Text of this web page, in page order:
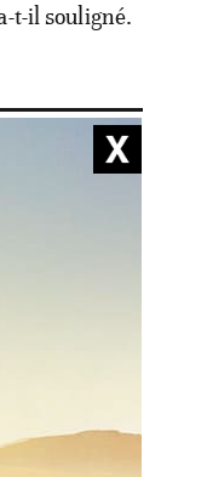
t-il souligné.
est la
dont dix